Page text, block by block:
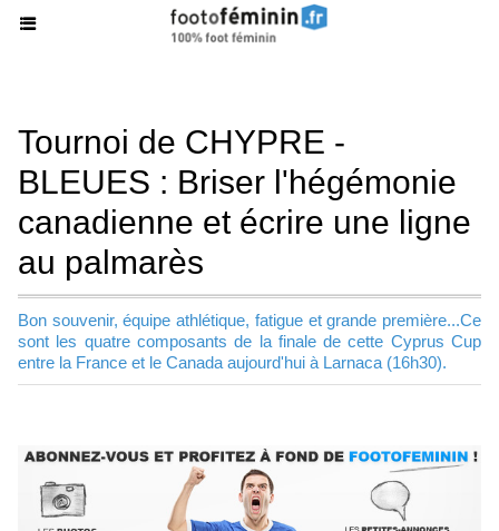
Tournoi de CHYPRE -
BLEUES : Briser l'hégémonie
canadienne et écrire une ligne
au palmarès
Bon souvenir, équipe athlétique, fatigue et grande première...Ce
sont les quatre composants de la finale de cette Cyprus Cup
entre la France et le Canada aujourd'hui à Larnaca (16h30).